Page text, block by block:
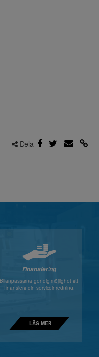
Dela
Finansiering
Bilanpassarna ger dig möjlighet att
finansiera din serviceinredning.
LÄS MER